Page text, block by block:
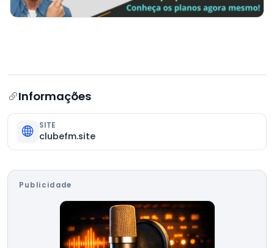
Informações
SITE
clubefm.site
Publicidade